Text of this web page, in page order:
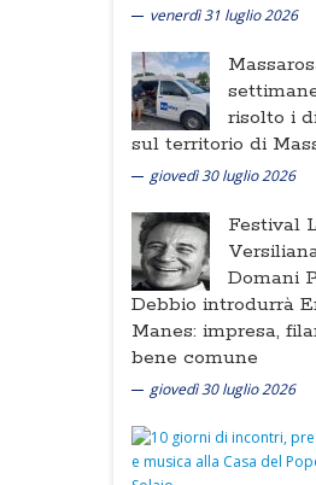
venerdì 31 luglio 2026
risolto i
sul territorio di
giovedì 30 luglio 2026
Festival
Domani
Debbio introdurrà
Manes: impresa,
bene comune
giovedì 30 luglio 2026